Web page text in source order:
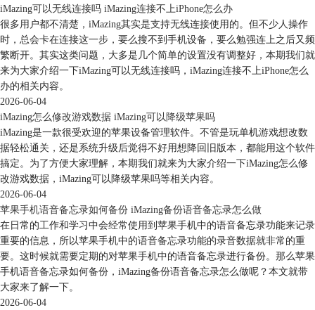
图6：转移至其他设备
第三步，如图7所示，按照指示将新iphone与安装imazing的电脑连接，同
样地，根据提示解锁设备并完成信任操作。
iMazing可以无线连接吗 iMazing连接不上iPhone怎么办
很多用户都不清楚，iMazing其实是支持无线连接使用的。但不少人操作
时，总会卡在连接这一步，要么搜不到手机设备，要么勉强连上之后又频
繁断开。其实这类问题，大多是几个简单的设置没有调整好，本期我们就
来为大家介绍一下iMazing可以无线连接吗，iMazing连接不上iPhone怎么
办的相关内容。
2026-06-04
iMazing怎么修改游戏数据 iMazing可以降级苹果吗
iMazing是一款很受欢迎的苹果设备管理软件。不管是玩单机游戏想改数
据轻松通关，还是系统升级后觉得不好用想降回旧版本，都能用这个软件
搞定。为了方便大家理解，本期我们就来为大家介绍一下iMazing怎么修
改游戏数据，iMazing可以降级苹果吗等相关内容。
2026-06-04
苹果手机语音备忘录如何备份 iMazing备份语音备忘录怎么做
在日常的工作和学习中会经常使用到苹果手机中的语音备忘录功能来记录
重要的信息，所以苹果手机中的语音备忘录功能的录音数据就非常的重
要。这时候就需要定期的对苹果手机中的语音备忘录进行备份。那么苹果
手机语音备忘录如何备份，iMazing备份语音备忘录怎么做呢？本文就带
大家来了解一下。
2026-06-04